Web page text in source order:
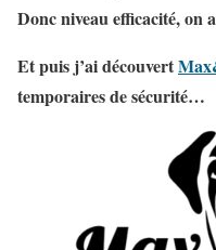
Donc niveau efficacité, on
Et puis j’ai découvert
temporaires de sécurité…